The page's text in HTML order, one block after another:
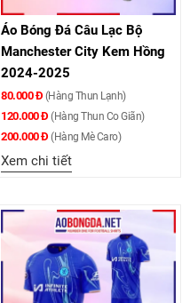
Áo Bóng Đá Câu Lạc Bộ
Manchester City Kem Hồng
2024-2025
80.000 Đ (Hàng Thun Lạnh)
120.000 Đ (Hàng Thun Co Giãn)
200.000 Đ (Hàng Mè Caro)
Xem chi tiết